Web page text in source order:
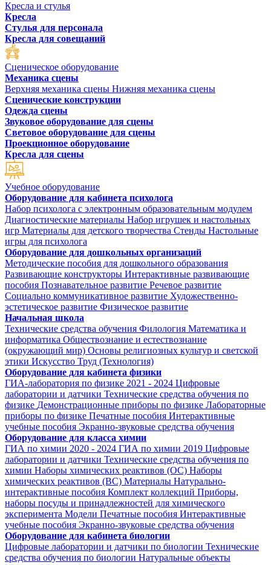
Кресла и стулья
Кресла
Стулья для персонала
Кресла для совещаний
Сценическое оборудование
Механика сцены
Верхняя механика сцены Нижняя механика сцены
Сценические конструкции
Одежда сцены
Звуковое оборудование для сцены
Световое оборудование для сцены
Проекционное оборудование
Кресла для сцены
Учебное оборудование
Оборудование для кабинета психолога
Набор психолога с электронным образовательным модулем
Диагностические материалы Набор игрушек и настольных
игр Материалы для детского творчества Стенды Настольные
игры для психолога
Оборудование для дошкольных организаций
Методические пособия для дошкольного образования
Развивающие конструкторы Интерактивные развивающие
пособия Познавательное развитие Речевое развитие
Социально коммуникативное развитие Художественно-
эстетическое развитие Физическое развитие
Начальная школа
Технические средства обучения Филология Математика и
информатика Обществознание и естествознание
(окружающий мир) Основы религиозных культур и светской
этики Искусство Труд (Технология)
Оборудование для кабинета физики
ГИА-лаборатория по физике 2021 - 2024 Цифровые
лаборатории и датчики Технические средства обучения по
физике Демонстрационные приборы по физике Лабораторные
приборы по физике Печатные пособия Интерактивные
учебные пособия Экранно-звуковые средства обучения
Оборудование для класса химии
ГИА по химии 2020 - 2024 ГИА по химии 2019 Цифровые
лаборатории и датчики Технические средства обучения по
химии Наборы химических реактивов (ОС) Наборы
химических реактивов (ВС) Материалы Натурально-
интерактивные пособия Комплект коллекций Приборы,
наборы посуды и принадлежностей для химического
эксперимента Модели Печатные пособия Интерактивные
учебные пособия Экранно-звуковые средства обучения
Оборудование для кабинета биологии
Цифровые лаборатории и датчики по биологии Технические
средства обучения по биологии Натуральные объекты